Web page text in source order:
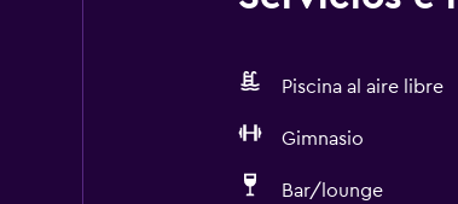
Piscina al aire libre
Gimnasio
Bar/lounge